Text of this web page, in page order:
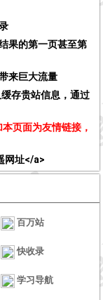
果的第一页甚至第
来巨大流量
存贵站信息，通过
页面为友情链接，
网址</a>
百万站
快收录
学习导航